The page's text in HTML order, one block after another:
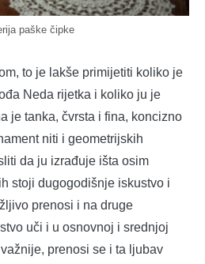
paške čipke
to je lakše primijetiti koliko je
Neda rijetka i koliko ju je
je tanka, čvrsta i fina, koncizno
niti i geometrijskih
da ju izrađuje išta osim
stoji dugogodišnje iskustvo i
prenosi i na druge
uči i u osnovnoj i srednjoj
prenosi se i ta ljubav